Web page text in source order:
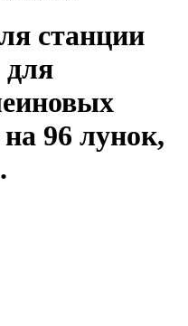
станции
для
96 лунок,